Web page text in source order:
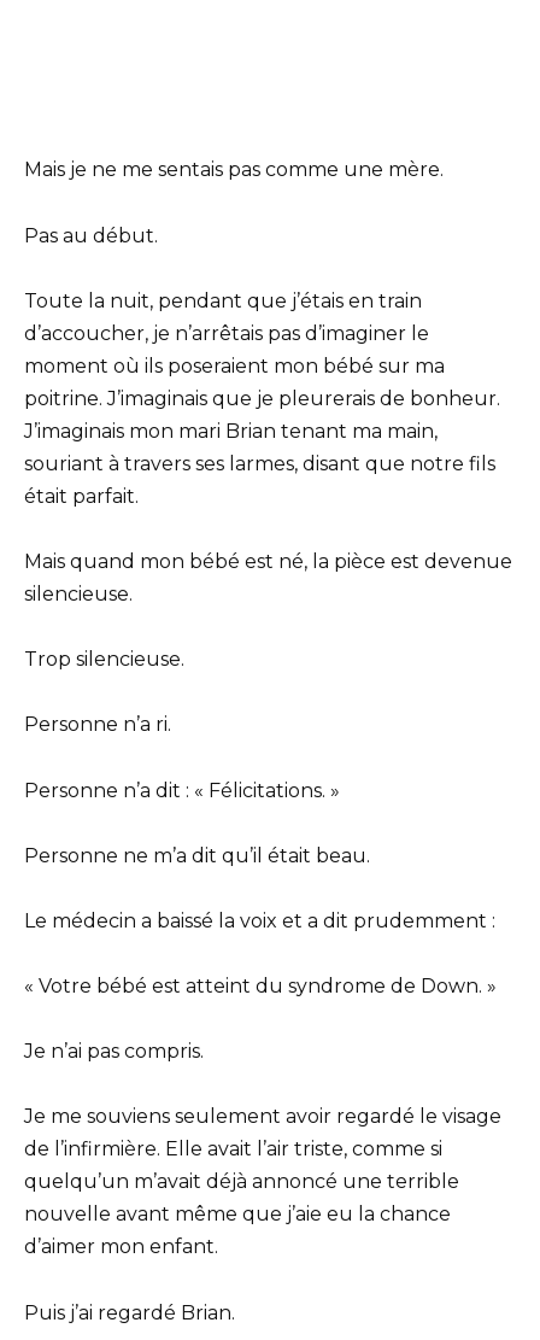
Mais je ne me sentais pas comme une mère.
Pas au début.
Toute la nuit, pendant que j’étais en train
d’accoucher, je n’arrêtais pas d’imaginer le
moment où ils poseraient mon bébé sur ma
poitrine. J’imaginais que je pleurerais de bonheur.
J’imaginais mon mari Brian tenant ma main,
souriant à travers ses larmes, disant que notre fils
était parfait.
Mais quand mon bébé est né, la pièce est devenue
silencieuse.
Trop silencieuse.
Personne n’a ri.
Personne n’a dit : « Félicitations. »
Personne ne m’a dit qu’il était beau.
Le médecin a baissé la voix et a dit prudemment :
« Votre bébé est atteint du syndrome de Down. »
Je n’ai pas compris.
Je me souviens seulement avoir regardé le visage
de l’infirmière. Elle avait l’air triste, comme si
quelqu’un m’avait déjà annoncé une terrible
nouvelle avant même que j’aie eu la chance
d’aimer mon enfant.
Puis j’ai regardé Brian.